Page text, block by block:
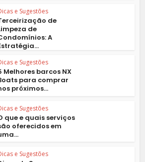
e Sugestões
de
de
A
e Sugestões
Melhores barcos NX
para comprar
próximos...
e Sugestões
que e quais serviços
oferecidos em
e Sugestões